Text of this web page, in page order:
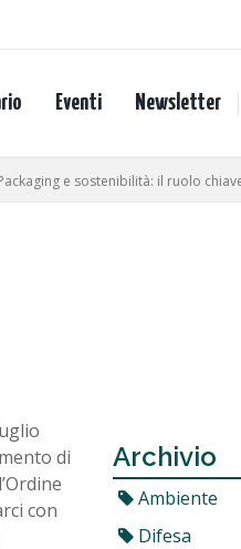
Eventi Newsletter
e sostenibilità: il ruolo
di
con
Archivio
Ambiente
Difesa